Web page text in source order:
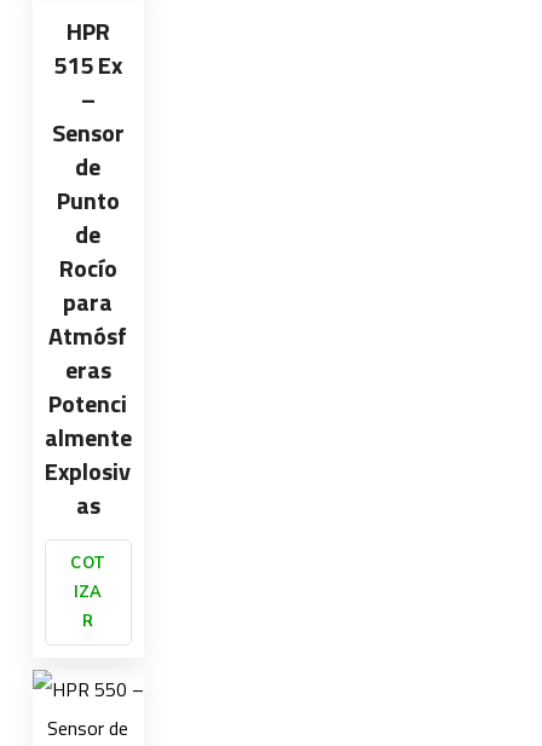
HPR
515 Ex
–
Sensor
de
Punto
de
Rocío
para
Atmósf
eras
Potenci
almente
Explosiv
as
COT
IZA
R